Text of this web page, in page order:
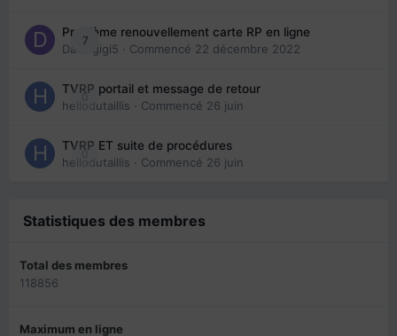
7
Problème renouvellement carte RP en ligne
Davidgigi5 · Commencé 22 décembre 2022
0
TVRP portail et message de retour
hellodutaillis · Commencé 26 juin
0
TVRP ET suite de procédures
hellodutaillis · Commencé 26 juin
Statistiques des membres
Total des membres
118856
Maximum en ligne